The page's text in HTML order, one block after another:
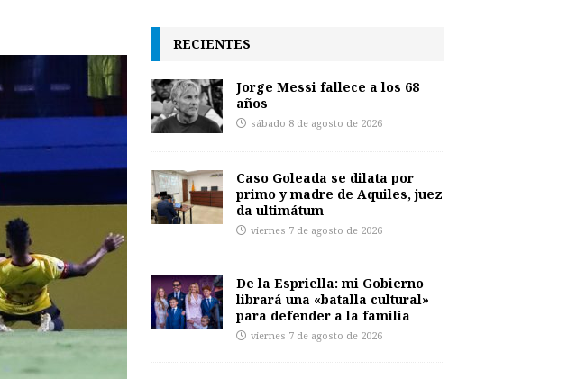
RECIENTES
Jorge Messi fallece a los 68
años
sábado 8 de agosto de 2026
Caso Goleada se dilata por
primo y madre de Aquiles, juez
da ultimátum
viernes 7 de agosto de 2026
De la Espriella: mi Gobierno
librará una «batalla cultural»
para defender a la familia
viernes 7 de agosto de 2026